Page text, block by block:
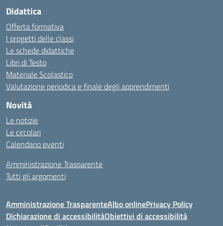
Didattica
Offerta formativa
I progetti delle classi
Le schede didattiche
Libri di Testo
Materiale Scolastico
Valutazione periodica e finale degli apprendimenti
Novità
Le notizie
Le circolari
Calendario eventi
Amministrazione Trasparente
Tutti gli argomenti
Amministrazione TrasparenteAlbo onlinePrivacy Policy
Dichiarazione di accessibilitàObiettivi di accessibilità